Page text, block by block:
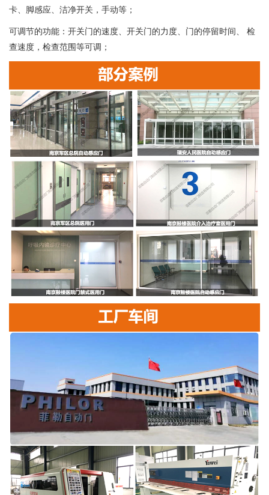
卡、脚感应、洁净开关，手动等；
可调节的功能：开关门的速度、开关门的力度、门的停留时间、 检
查速度，检查范围等可调；